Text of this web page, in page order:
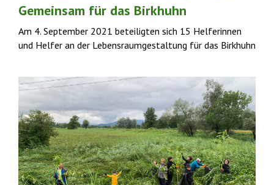
Gemeinsam für das Birkhuhn
Am 4. September 2021 beteiligten sich 15 Helferinnen
und Helfer an der Lebensraumgestaltung für das Birkhuhn